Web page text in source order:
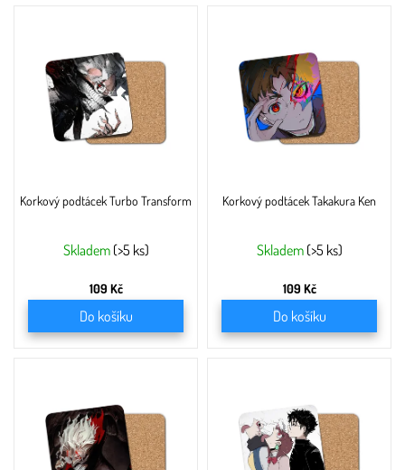
Korkový podtácek Turbo Transform
Skladem (>5 ks)
109 Kč
Do košíku
Korkový podtácek Takakura Ken
Skladem (>5 ks)
109 Kč
Do košíku